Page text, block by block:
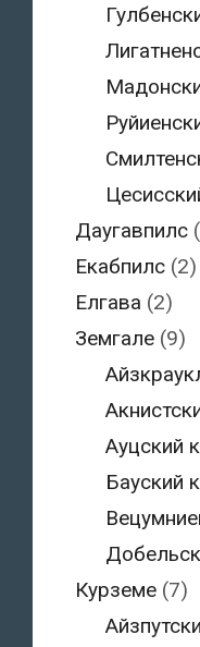
Даугавпилс
Екабпилс(2)
Елгава (2)
Земгале(9)
Ауцский
Бауский
Курземе(7)